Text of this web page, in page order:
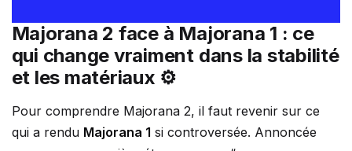
Majorana 2 face à Majorana 1 : ce
qui change vraiment dans la stabilité
et les matériaux ⚙️
Pour comprendre Majorana 2, il faut revenir sur ce
qui a rendu Majorana 1 si controversée. Annoncée